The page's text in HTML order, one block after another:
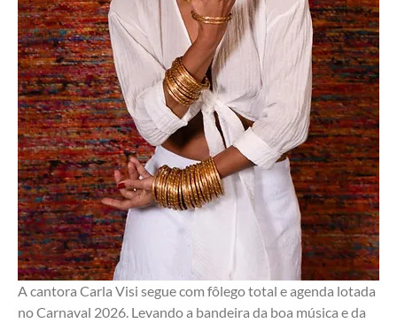
A cantora Carla Visi segue com fôlego total e agenda lotada
no Carnaval 2026. Levando a bandeira da boa música e da